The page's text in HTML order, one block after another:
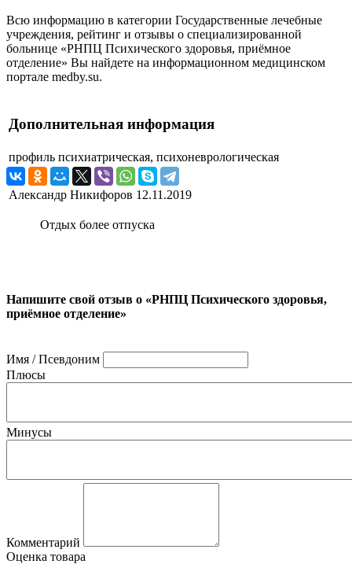
Всю информацию в категории Государственные лечебные
учреждения, рейтинг и отзывы о специализированной
больнице «РНПЦ Психического здоровья, приёмное
отделение» Вы найдете на информационном медицинском
портале medby.su.
Дополнительная информация
профиль психиатрическая, психоневрологическая
Александр Никифоров 12.11.2019
Отдых более отпуска
Напишите свой отзыв о «РНПЦ Психического здоровья,
приёмное отделение»
Имя / Псевдоним
Плюсы
Минусы
Комментарий
Оценка товара